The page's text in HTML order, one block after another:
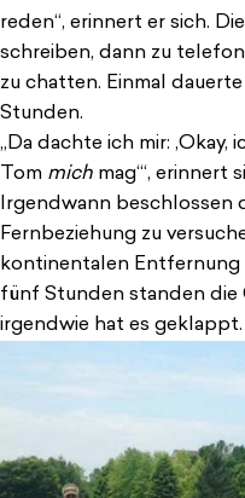
reden“, erinnert er sich.
schreiben, dann zu
zu chatten. Einmal
Stunden.
„Da dachte ich mir: ‚Okay,
Tom mich mag‘“, erinnert
Irgendwann beschlossen
Fernbeziehung zu
kontinentalen Entfernung
fünf Stunden standen die
irgendwie hat es geklappt.